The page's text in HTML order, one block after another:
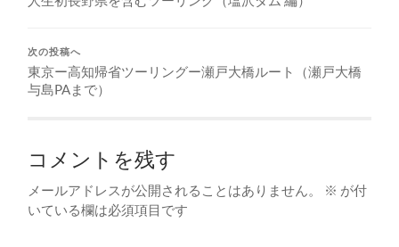
次の投稿へ
東京ー高知帰省ツーリングー瀬戸大橋ルート（瀬戸大橋
与島PAまで）
コメントを残す
メールアドレスが公開されることはありません。 ※ が付
いている欄は必須項目です